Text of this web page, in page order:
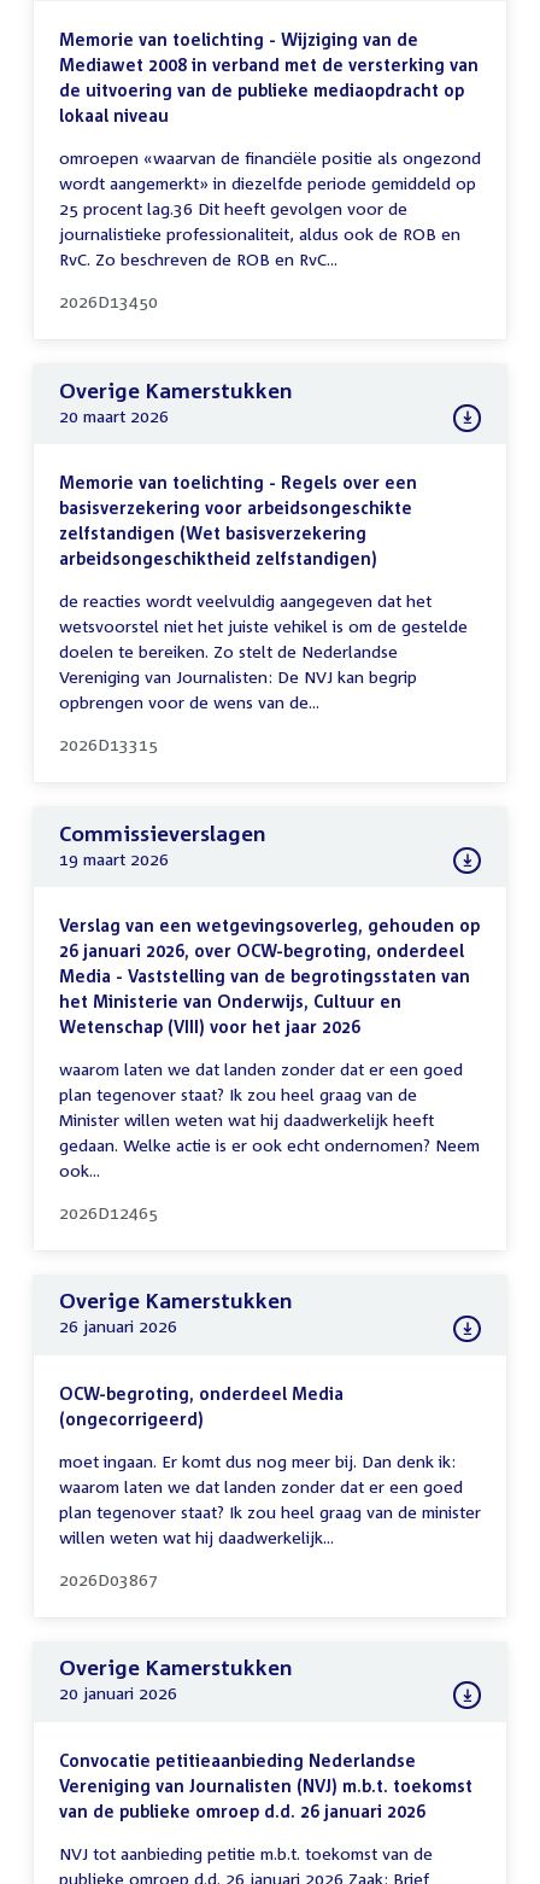
Memorie van toelichting - Wijziging van de
Mediawet 2008 in verband met de versterking van
de uitvoering van de publieke mediaopdracht op
lokaal niveau
omroepen «waarvan de financiële positie als ongezond
wordt aangemerkt» in diezelfde periode gemiddeld op
25 procent lag.36 Dit heeft gevolgen voor de
journalistieke professionaliteit, aldus ook de ROB en
RvC. Zo beschreven de ROB en RvC...
2026D13450
Overige Kamerstukken
20 maart 2026
Memorie van toelichting - Regels over een
basisverzekering voor arbeidsongeschikte
zelfstandigen (Wet basisverzekering
arbeidsongeschiktheid zelfstandigen)
de reacties wordt veelvuldig aangegeven dat het
wetsvoorstel niet het juiste vehikel is om de gestelde
doelen te bereiken. Zo stelt de Nederlandse
Vereniging van Journalisten: De NVJ kan begrip
opbrengen voor de wens van de...
2026D13315
Commissieverslagen
19 maart 2026
Verslag van een wetgevingsoverleg, gehouden op
26 januari 2026, over OCW-begroting, onderdeel
Media - Vaststelling van de begrotingsstaten van
het Ministerie van Onderwijs, Cultuur en
Wetenschap (VIII) voor het jaar 2026
waarom laten we dat landen zonder dat er een goed
plan tegenover staat? Ik zou heel graag van de
Minister willen weten wat hij daadwerkelijk heeft
gedaan. Welke actie is er ook echt ondernomen? Neem
ook...
2026D12465
Overige Kamerstukken
26 januari 2026
OCW-begroting, onderdeel Media
(ongecorrigeerd)
moet ingaan. Er komt dus nog meer bij. Dan denk ik:
waarom laten we dat landen zonder dat er een goed
plan tegenover staat? Ik zou heel graag van de minister
willen weten wat hij daadwerkelijk...
2026D03867
Overige Kamerstukken
20 januari 2026
Convocatie petitieaanbieding Nederlandse
Vereniging van Journalisten (NVJ) m.b.t. toekomst
van de publieke omroep d.d. 26 januari 2026
NVJ tot aanbieding petitie m.b.t. toekomst van de
publieke omroep d.d. 26 januari 2026 Zaak: Brief